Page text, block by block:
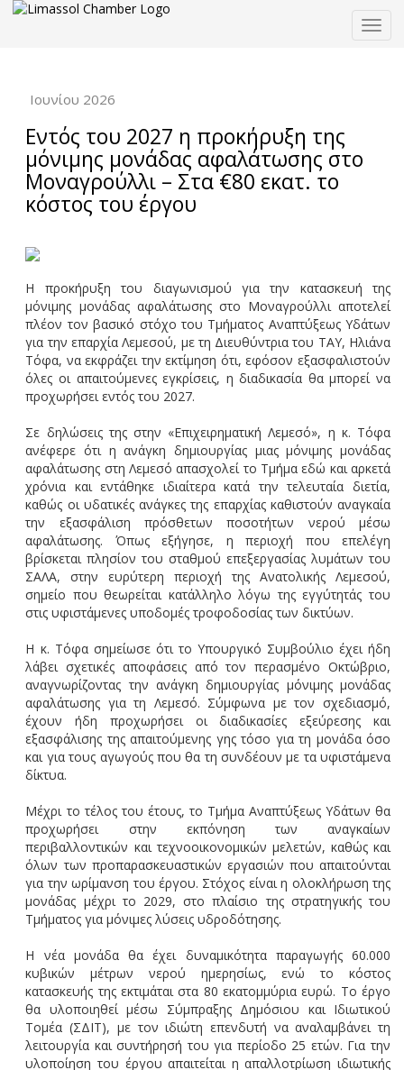
Ιουνίου 2026
Εντός του 2027 η προκήρυξη της
μόνιμης μονάδας αφαλάτωσης στο
Μοναγρούλλι – Στα €80 εκατ. το
κόστος του έργου
Η προκήρυξη του διαγωνισμού για την κατασκευή της
μόνιμης μονάδας αφαλάτωσης στο Μοναγρούλλι αποτελεί
πλέον τον βασικό στόχο του Τμήματος Αναπτύξεως Υδάτων
για την επαρχία Λεμεσού, με τη Διευθύντρια του ΤΑΥ, Ηλιάνα
Τόφα, να εκφράζει την εκτίμηση ότι, εφόσον εξασφαλιστούν
όλες οι απαιτούμενες εγκρίσεις, η διαδικασία θα μπορεί να
προχωρήσει εντός του 2027.
Σε δηλώσεις της στην «Επιχειρηματική Λεμεσό», η κ. Τόφα
ανέφερε ότι η ανάγκη δημιουργίας μιας μόνιμης μονάδας
αφαλάτωσης στη Λεμεσό απασχολεί το Τμήμα εδώ και αρκετά
χρόνια και εντάθηκε ιδιαίτερα κατά την τελευταία διετία,
καθώς οι υδατικές ανάγκες της επαρχίας καθιστούν αναγκαία
την εξασφάλιση πρόσθετων ποσοτήτων νερού μέσω
αφαλάτωσης. Όπως εξήγησε, η περιοχή που επελέγη
βρίσκεται πλησίον του σταθμού επεξεργασίας λυμάτων του
ΣΑΛΑ, στην ευρύτερη περιοχή της Ανατολικής Λεμεσού,
σημείο που θεωρείται κατάλληλο λόγω της εγγύτητάς του
στις υφιστάμενες υποδομές τροφοδοσίας των δικτύων.
Η κ. Τόφα σημείωσε ότι το Υπουργικό Συμβούλιο έχει ήδη
λάβει σχετικές αποφάσεις από τον περασμένο Οκτώβριο,
αναγνωρίζοντας την ανάγκη δημιουργίας μόνιμης μονάδας
αφαλάτωσης για τη Λεμεσό. Σύμφωνα με τον σχεδιασμό,
έχουν ήδη προχωρήσει οι διαδικασίες εξεύρεσης και
εξασφάλισης της απαιτούμενης γης τόσο για τη μονάδα όσο
και για τους αγωγούς που θα τη συνδέουν με τα υφιστάμενα
δίκτυα.
Μέχρι το τέλος του έτους, το Τμήμα Αναπτύξεως Υδάτων θα
προχωρήσει στην εκπόνηση των αναγκαίων
περιβαλλοντικών και τεχνοοικονομικών μελετών, καθώς και
όλων των προπαρασκευαστικών εργασιών που απαιτούνται
για την ωρίμανση του έργου. Στόχος είναι η ολοκλήρωση της
μονάδας μέχρι το 2029, στο πλαίσιο της στρατηγικής του
Τμήματος για μόνιμες λύσεις υδροδότησης.
Η νέα μονάδα θα έχει δυναμικότητα παραγωγής 60.000
κυβικών μέτρων νερού ημερησίως, ενώ το κόστος
κατασκευής της εκτιμάται στα 80 εκατομμύρια ευρώ. Το έργο
θα υλοποιηθεί μέσω Σύμπραξης Δημόσιου και Ιδιωτικού
Τομέα (ΣΔΙΤ), με τον ιδιώτη επενδυτή να αναλαμβάνει τη
λειτουργία και συντήρησή του για περίοδο 25 ετών. Για την
υλοποίηση του έργου απαιτείται η απαλλοτρίωση ιδιωτικής